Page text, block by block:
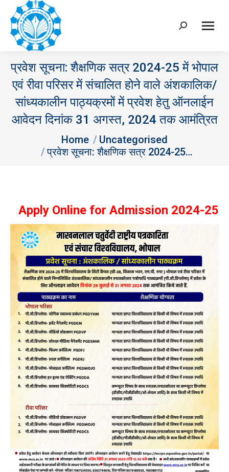
Search:
प्रवेश सूचना: शैक्षणिक सत्र 2024-25 में भोपाल
एवं रीवा परिसर में संचालित होने वाले अंशकालिक/
सांध्‍यकालीन पाठ्यक्रमों में प्रवेश हेतु ऑनलाईन
आवेदन दिनांक 31 अगस्‍त, 2024 तक आमंत्रित
Home
Uncategorised
प्रवेश सूचना: शैक्षणिक सत्र 2024-25…
Apply Online for Admission 2024-25